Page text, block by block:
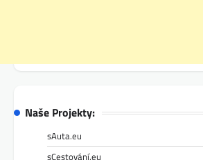
Naše Projekty:
sAuta.eu
sCestování.eu